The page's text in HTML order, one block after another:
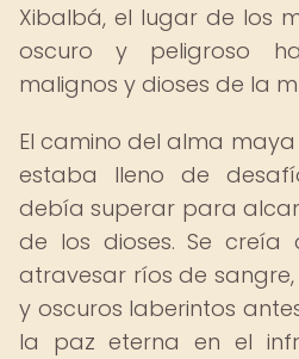
Xibalbá, el lugar de los
oscuro y peligroso
malignos y dioses de la
El camino del alma
estaba lleno de
debía superar para
de los dioses. Se
atravesar ríos de
y oscuros laberintos
la paz eterna en el